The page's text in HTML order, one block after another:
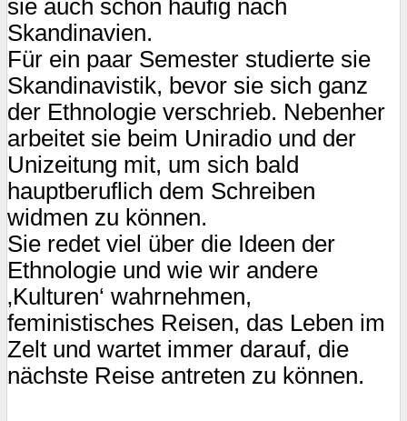
sie auch schon häufig nach
Skandinavien.
Für ein paar Semester studierte sie
Skandinavistik, bevor sie sich ganz
der Ethnologie verschrieb. Nebenher
arbeitet sie beim Uniradio und der
Unizeitung mit, um sich bald
hauptberuflich dem Schreiben
widmen zu können.
Sie redet viel über die Ideen der
Ethnologie und wie wir andere
‚Kulturen‘ wahrnehmen,
feministisches Reisen, das Leben im
Zelt und wartet immer darauf, die
nächste Reise antreten zu können.